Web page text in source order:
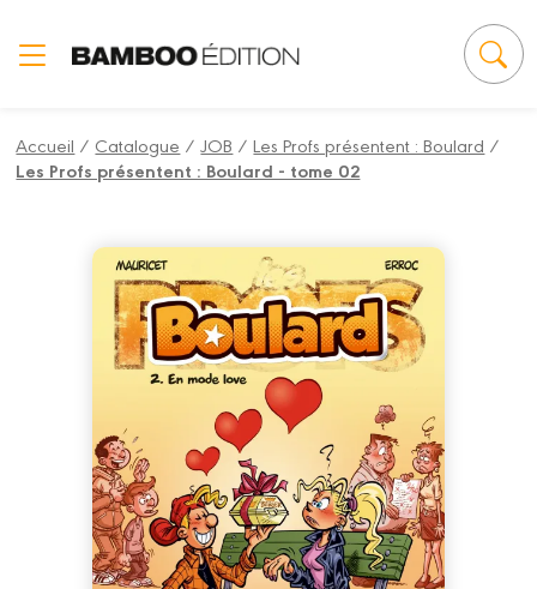
Accueil / Catalogue /JOB /Les Profs présentent : Boulard /
Les Profs présentent : Boulard - tome 02